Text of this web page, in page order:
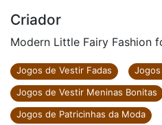
Criador
Modern Little Fairy Fashion
Jogos de Vestir Fadas
Jogos de Vestir Meninas Bonitas
Jogos de Patricinhas da Moda